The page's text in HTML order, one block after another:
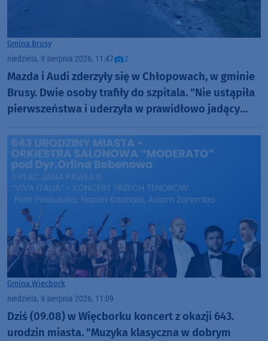
Gmina Brusy
niedziela, 9 sierpnia 2026, 11:47 2
Mazda i Audi zderzyły się w Chłopowach, w gminie
Brusy. Dwie osoby trafiły do szpitala. "Nie ustąpiła
pierwszeństwa i uderzyła w prawidłowo jadący
Gmina Więcbork
niedziela, 9 sierpnia 2026, 11:09
Dziś (09.08) w Więcborku koncert z okazji 643.
urodzin miasta. "Muzyka klasyczna w dobrym